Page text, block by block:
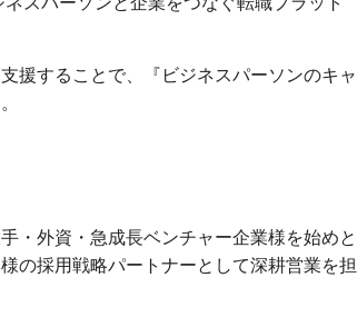
援することで、『ビジネスパーソンのキャ
・外資・急成長ベンチャー企業様を始めと
の採用戦略パートナーとして深耕営業を担